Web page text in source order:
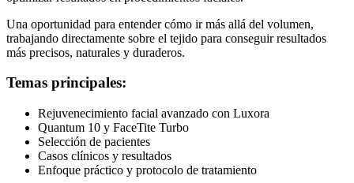
Una oportunidad para entender cómo ir más allá del volumen,
trabajando directamente sobre el tejido para conseguir resultados
más precisos, naturales y duraderos.
Temas principales:
Rejuvenecimiento facial avanzado con Luxora
Quantum 10 y FaceTite Turbo
Selección de pacientes
Casos clínicos y resultados
Enfoque práctico y protocolo de tratamiento